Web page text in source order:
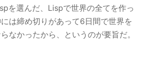
を選んだ、Lispで世界の全てを作っ
は締め切りがあって6日間で世界を
なかったから、というのが要旨だ。